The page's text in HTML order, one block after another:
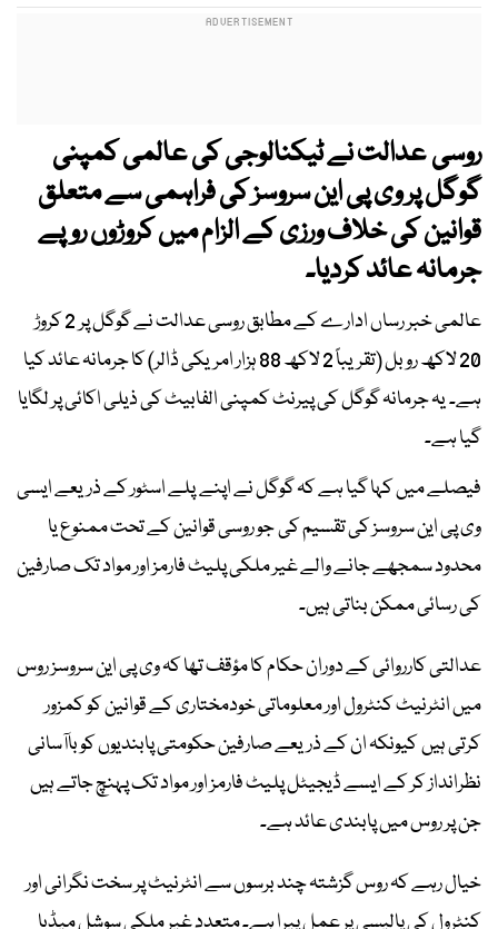
روسی عدالت نے ٹیکنالوجی کی عالمی کمپنی
گوگل پر وی پی این سروسز کی فراہمی سے متعلق
قوانین کی خلاف ورزی کے الزام میں کروڑوں روپے
جرمانہ عائد کردیا۔
عالمی خبر رساں ادارے کے مطابق روسی عدالت نے گوگل پر 2 کروڑ
20 لاکھ روبل (تقریباً 2 لاکھ 88 ہزار امریکی ڈالر) کا جرمانہ عائد کیا
ہے۔ یہ جرمانہ گوگل کی پیرنٹ کمپنی الفابیٹ کی ذیلی اکائی پر لگایا
گیا ہے۔
فیصلے میں کہا گیا ہے کہ گوگل نے اپنے پلے اسٹور کے ذریعے ایسی
وی پی این سروسز کی تقسیم کی جو روسی قوانین کے تحت ممنوع یا
محدود سمجھے جانے والے غیر ملکی پلیٹ فارمز اور مواد تک صارفین
کی رسائی ممکن بناتی ہیں۔
عدالتی کارروائی کے دوران حکام کا مؤقف تھا کہ وی پی این سروسز روس
میں انٹرنیٹ کنٹرول اور معلوماتی خودمختاری کے قوانین کو کمزور
کرتی ہیں کیونکہ ان کے ذریعے صارفین حکومتی پابندیوں کو باآسانی
نظرانداز کر کے ایسے ڈیجیٹل پلیٹ فارمز اور مواد تک پہنچ جاتے ہیں
جن پر روس میں پابندی عائد ہے۔
خیال رہے کہ روس گزشتہ چند برسوں سے انٹرنیٹ پر سخت نگرانی اور
کنٹرول کی پالیسی پر عمل پیرا ہے۔ متعدد غیر ملکی سوشل میڈیا